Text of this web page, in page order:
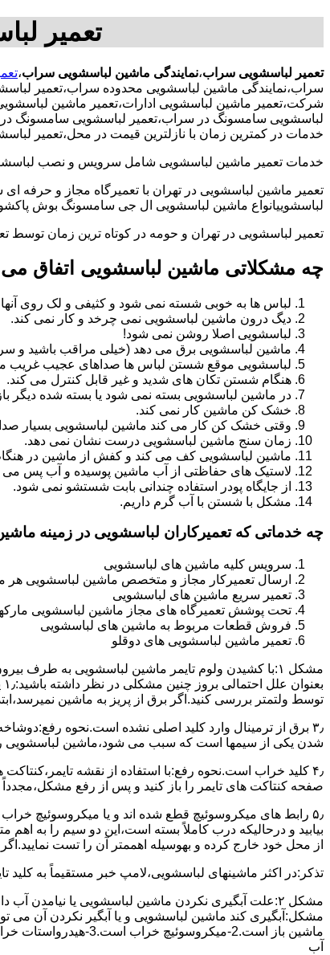
تعمیر
تعمیر لباسشویی سراب،نمایندگی ماشین لباسشویی سراب،
سراب،نمایندگی ماشین لباسشویی محدوده سراب،تعمیر
شرکت،تعمیر ماشین لباسشویی ادارات،تعمیر ماشین
لباسشویی سامسونگ در سراب،تعمیر لباسشویی سامسونگ در
خدمات در کمترین زمان با نازلترین قیمت در محل،تعمیر
خدمات تعمیر ماشین لباسشویی شامل سرویس و نصب
تعمیر ماشین لباسشویی در تهران با تعمیرگاه مجاز و حرفه
لباسشوییانواع ماشین لباسشویی ال جی سامسونگ بوش
تعمیر لباسشویی در تهران و حومه در کوتاه ترین زمان
چه مشکلاتی ماشین لباسشویی اتفاق می
لباس ها به خوبی شسته نمی شود و کثیفی و لک روی
دیگ درون ماشین لباسشویی نمی چرخد و کار نمی کند.
لباسشویی اصلا روشن نمی شود!
ماشین لباسشویی برق می دهد (خیلی مراقب باشید و
لباسشویی موقع شستن لباس ها صداهای عجیب غریب
هنگام شستن تکان های شدید و غیر قابل کنترل می کند.
در ماشین لباسشویی بسته نمی شود یا بسته شده دیگر
خشک کن ماشین کار نمی کند.
وقتی خشک کن کار می کند ماشین لباسشویی بسیار
زمان سنج ماشین لباسشویی درست نشان نمی دهد.
ماشین لباسشویی کف می کند و کفش از ماشین در
لاستیک های حفاظتی از آب ماشین پوسیده و آب پس می
از جایگاه پودر استفاده چندانی بابت شستشو نمی شود.
مشکل با شستن با آب گرم داریم.
چه خدماتی که تعمیرکاران لباسشویی در زمینه
سرویس کلیه ماشین های لباسشویی
ارسال تعمیرکار مجاز و متخصص ماشین لباسشویی هر
تعمیر سریع ماشین های لباسشویی
تحت پوشش تعمیرگاه های مجاز ماشین لباسشویی
فروش قطعات مربوط به ماشین های لباسشویی
تعمیر ماشین لباسشویی های دوقلو
مشکل ۱:ﺑﺎ ﮐﺸﯿﺪن وﻟﻮم ﺗﺎﯾﻤﺮ ماشین لباسشویی به
ﺗﻮﺳﻂ ولتمتر بررسی ﮐﻨﯿﺪ.اﮔﺮ ﺑﺮق از ﭘﺮﯾﺰ ﺑﻪ ﻣﺎﺷﯿﻦ
۳٫ ﺑﺮق از ﺗﺮﻣﯿﻨﺎل وارد ﮐﻠﯿﺪ اﺻﻠﯽ ﻧﺸﺪه است.نحوه
شدن ﯾﮑﯽ از سیمها است که سبب می شود،ﻣﺎﺷﯿﻦ لباسشویی
۴٫ ﮐﻠﯿﺪ ﺧﺮاب اﺳﺖ.نحوه رفع:ﺑﺎ اﺳﺘﻔﺎده از ﻧﻘﺸﻪ
ﺻﻔﺤﻪ ﮐﻨﺘﺎﮐﺖ ﻫﺎی ﺗﺎﯾﻤﺮ را باز کنید و ﭘﺲ از رﻓﻊ مشکل،مجدداً
۵٫ رابط های ﻣﯿﮑﺮوﺳﻮﺋﯿﭻ ﻗﻄﻊ شده اند و ﯾﺎ ﻣﯿﮑﺮوﺳﻮﺋﯿﭻ
ﺑﯿﺎﺑﯿﺪ و درحالیکه درب کاملاً ﺑﺴﺘﻪ اﺳﺖ،اﯾﻦ دو ﺳﯿﻢ را ﺑﻪ
از ﻣﺤﻞ خود ﺧﺎرج کرده و بهوسیله اهممتر آن را ﺗﺴﺖ
ﺗﺬﮐﺮ:در اﮐﺜﺮ ماشینهای لباسشویی،ﻻﻣﭗ ﺧﺒﺮ مستقیماً ﺑﻪ
مشکل ۲:علت آبگیری نکردن ماشین لباسشویی یا
آب